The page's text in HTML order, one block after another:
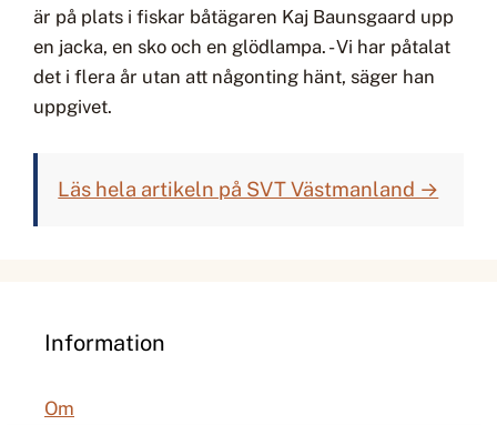
är på plats i fiskar båtägaren Kaj Baunsgaard upp
en jacka, en sko och en glödlampa. - Vi har påtalat
det i flera år utan att någonting hänt, säger han
uppgivet.
Läs hela artikeln på SVT Västmanland →
Information
Om